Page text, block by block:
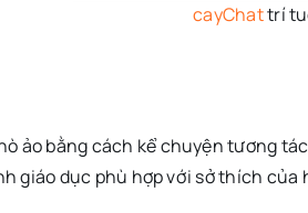
cayChattrí
ảo bằng cách kể chuyện tương
giáo dục phù hợp với sở thích của